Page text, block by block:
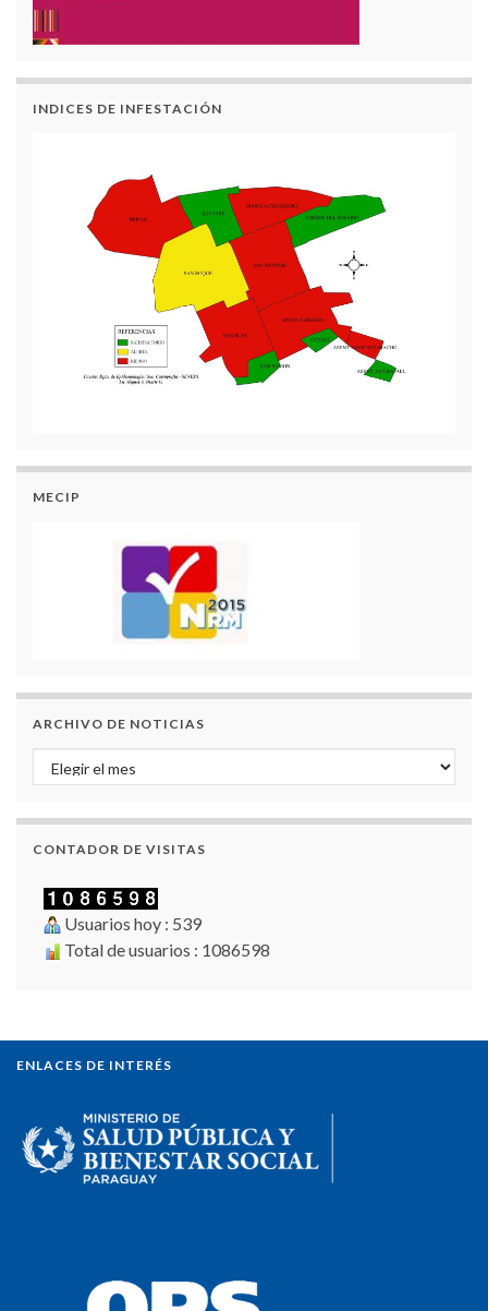
INDICES DE INFESTACIÓN
MECIP
ARCHIVO DE NOTICIAS
Archivo de Noticias
CONTADOR DE VISITAS
Usuarios hoy : 539
Total de usuarios : 1086598
ENLACES DE INTERÉS